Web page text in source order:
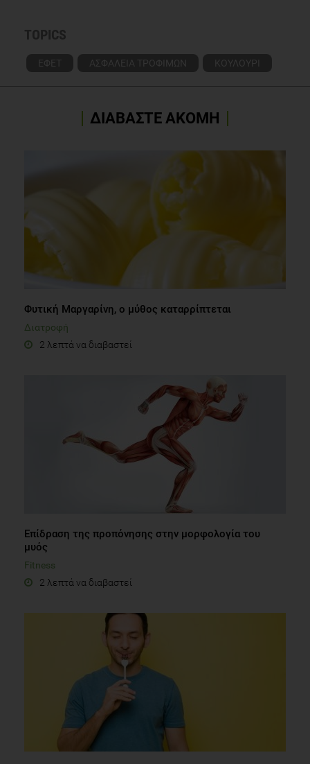
TOPICS
ΕΦΕΤ ΑΣΦΑΛΕΙΑ ΤΡΟΦΙΜΩΝ ΚΟΥΛΟΥΡΙ
ΔΙΑΒΑΣΤΕ ΑΚΟΜΗ
Φυτική Μαργαρίνη, ο μύθος καταρρίπτεται
Διατροφή
2 λεπτά να διαβαστεί
Επίδραση της προπόνησης στην μορφολογία του
μυός
Fitness
2 λεπτά να διαβαστεί